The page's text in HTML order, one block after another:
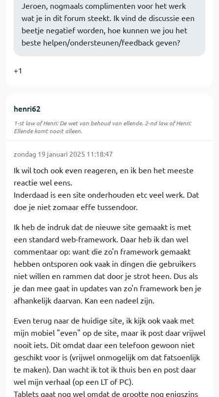
Jeroen, nogmaals complimenten voor het werk
wat je in dit forum steekt. Ik vind de discussie een
beetje negatief worden, hoe kunnen we jou het
beste helpen/ondersteunen/feedback geven?
+1
henri62
1-st law of Henri: De wet van behoud van ellende. 2-nd law of Henri:
Ellende komt nooit alleen.
zondag 19 januari 2025 11:18:47
Ik wil toch ook even reageren, en ik ben het meeste
reactie wel eens.
Inderdaad is een site onderhouden etc veel werk. Dat
doe je niet zomaar effe tussendoor.
Ik heb de indruk dat de nieuwe site gemaakt is met
een standard web-framework. Daar heb ik dan wel
commentaar op: want die zo'n framework gemaakt
hebben ontsporen ook vaak in dingen die gebruikers
niet willen en rammen dat door je strot heen. Dus als
je dan mee gaat in updates van zo'n framework ben je
afhankelijk daarvan. Kan een nadeel zijn.
Even terug naar de huidige site, ik kijk ook vaak met
mijn mobiel "even" op de site, maar ik post daar vrijwel
nooit iets. Dit omdat daar een telefoon gewoon niet
geschikt voor is (vrijwel onmogelijk om dat fatsoenlijk
te maken). Dan wacht ik tot ik thuis ben en post daar
wel mijn verhaal (op een LT of PC).
Tablets gaat nog wel omdat de grootte nog enigszins